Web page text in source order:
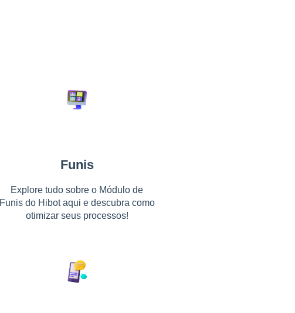
Funis
Explore tudo sobre o Módulo de
Funis do Hibot aqui e descubra como
otimizar seus processos!